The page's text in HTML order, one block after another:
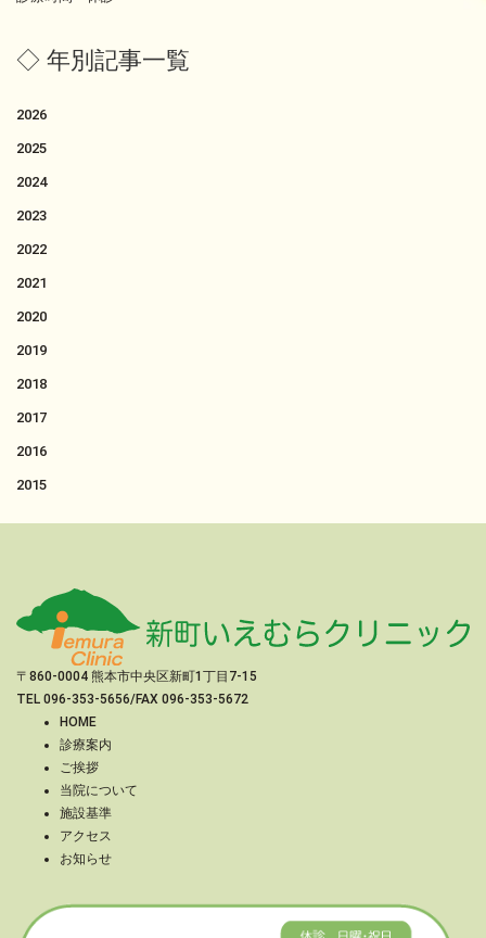
◇ 年別記事一覧
2026
2025
2024
2023
2022
2021
2020
2019
2018
2017
2016
2015
〒860-0004 熊本市中央区新町1丁目7-15
TEL 096-353-5656/FAX 096-353-5672
HOME
診療案内
ご挨拶
当院について
施設基準
アクセス
お知らせ